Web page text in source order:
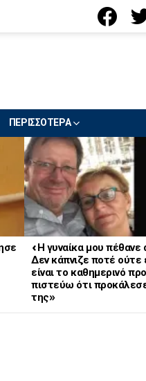
ΠΕΡΙΣΣΟΤΕΡΑ
«Η γυναίκα μου πέθανε
Δεν κάπνιζε ποτέ ούτε
είναι το καθημερινό
πιστεύω ότι
της»